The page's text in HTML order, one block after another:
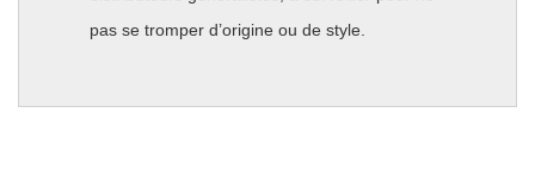
pas se tromper d’origine ou de style.